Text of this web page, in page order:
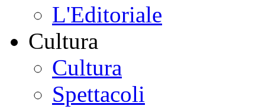
L'Editoriale
Cultura
Cultura
Spettacoli